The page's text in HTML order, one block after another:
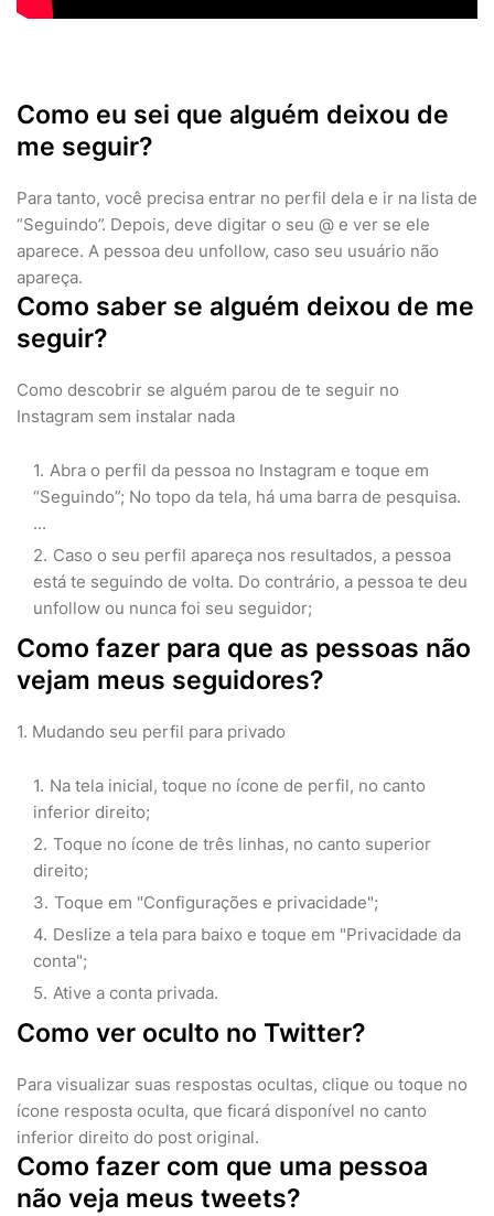
Como eu sei que alguém deixou de
me seguir?
Para tanto, você precisa entrar no perfil dela e ir na lista de
“Seguindo”. Depois, deve digitar o seu @ e ver se ele
aparece. A pessoa deu unfollow, caso seu usuário não
apareça.
Como saber se alguém deixou de me
seguir?
Como descobrir se alguém parou de te seguir no
Instagram sem instalar nada
Abra o perfil da pessoa no Instagram e toque em
“Seguindo”; No topo da tela, há uma barra de pesquisa.
...
Caso o seu perfil apareça nos resultados, a pessoa
está te seguindo de volta. Do contrário, a pessoa te deu
unfollow ou nunca foi seu seguidor;
Como fazer para que as pessoas não
vejam meus seguidores?
1. Mudando seu perfil para privado
Na tela inicial, toque no ícone de perfil, no canto
inferior direito;
Toque no ícone de três linhas, no canto superior
direito;
Toque em "Configurações e privacidade";
Deslize a tela para baixo e toque em "Privacidade da
conta";
Ative a conta privada.
Como ver oculto no Twitter?
Para visualizar suas respostas ocultas, clique ou toque no
ícone resposta oculta, que ficará disponível no canto
inferior direito do post original.
Como fazer com que uma pessoa
não veja meus tweets?